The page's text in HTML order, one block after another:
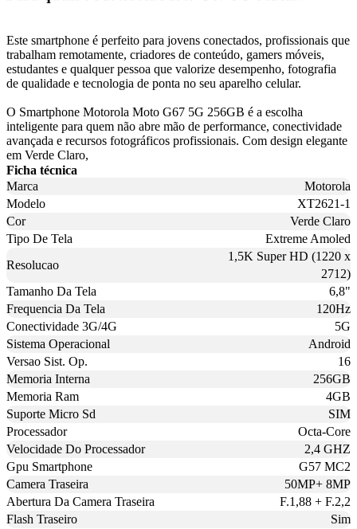
Este smartphone é perfeito para jovens conectados, profissionais que
trabalham remotamente, criadores de conteúdo, gamers móveis,
estudantes e qualquer pessoa que valorize desempenho, fotografia
de qualidade e tecnologia de ponta no seu aparelho celular.
O Smartphone Motorola Moto G67 5G 256GB é a escolha
inteligente para quem não abre mão de performance, conectividade
avançada e recursos fotográficos profissionais. Com design elegante
em Verde Claro,
Ficha técnica
Marca
Motorola
Modelo
XT2621-1
Cor
Verde Claro
Tipo De Tela
Extreme Amoled
Resolucao
1,5K Super HD (1220 x
2712)
Tamanho Da Tela
6,8"
Frequencia Da Tela
120Hz
Conectividade 3G/4G
5G
Sistema Operacional
Android
Versao Sist. Op.
16
Memoria Interna
256GB
Memoria Ram
4GB
Suporte Micro Sd
SIM
Processador
Octa-Core
Velocidade Do Processador
2,4 GHZ
Gpu Smartphone
G57 MC2
Camera Traseira
50MP+ 8MP
Abertura Da Camera Traseira
F.1,88 + F.2,2
Flash Traseiro
Sim